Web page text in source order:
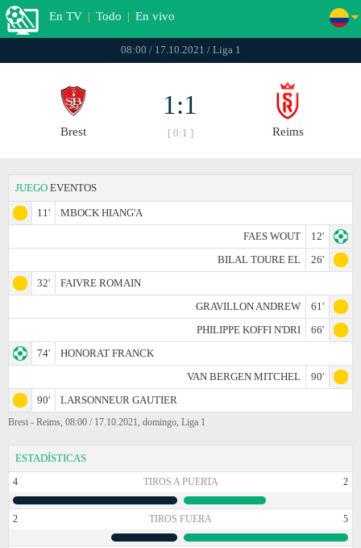
En TV | Todo | En vivo
08:00 / 17.10.2021 / Liga 1
Brest
1:1
[ 0:1 ] Reims
JUEGO EVENTOS
11'
MBOCK HIANG'A
FAES WOUT
12'
BILAL TOURE EL
26'
32'
FAIVRE ROMAIN
GRAVILLON ANDREW
61'
PHILIPPE KOFFI N'DRI
66'
74'
HONORAT FRANCK
VAN BERGEN MITCHEL
90'
90'
LARSONNEUR GAUTIER
Brest - Reims, 08:00 / 17.10.2021, domingo, Liga 1
ESTADÍSTICAS
4 TIROS A PUERTA 2
2 TIROS FUERA 5